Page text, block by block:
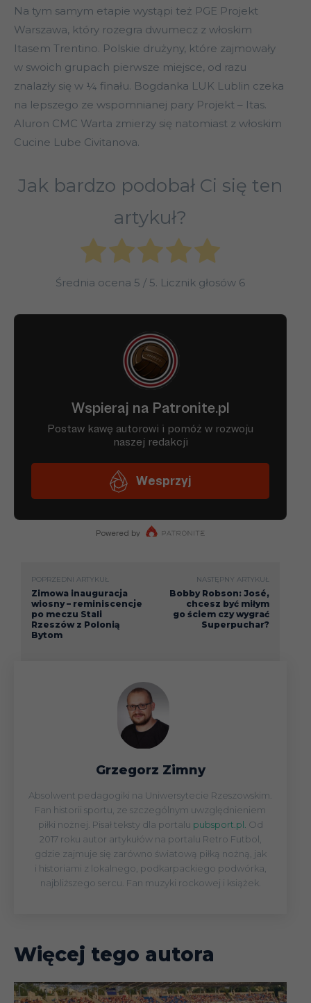
Na tym samym etapie wystąpi też PGE Projekt
Warszawa, który rozegra dwumecz z włoskim
Itasem Trentino. Polskie drużyny, które zajmowały
w swoich grupach pierwsze miejsce, od razu
znalazły się w ¼ finału. Bogdanka LUK Lublin czeka
na lepszego ze wspomnianej pary Projekt – Itas.
Aluron CMC Warta zmierzy się natomiast z włoskim
Cucine Lube Civitanova.
Jak bardzo podobał Ci się ten
artykuł?
Średnia ocena 5 / 5. Licznik głosów 6
POPRZEDNI ARTYKUŁ
Zimowa inauguracja
wiosny – reminiscencje
po meczu Stali
Rzeszów z Polonią
Bytom
NASTĘPNY ARTYKUŁ
Bobby Robson: José,
chcesz być miłym
go ściem czy wygrać
Superpuchar?
Grzegorz Zimny
Absolwent pedagogiki na Uniwersytecie Rzeszowskim.
Fan historii sportu, ze szczególnym uwzględnieniem
piłki nożnej. Pisał teksty dla portalu pubsport.pl. Od
2017 roku autor artykułów na portalu Retro Futbol,
gdzie zajmuje się zarówno światową piłką nożną, jak
i historiami z lokalnego, podkarpackiego podwórka,
najbliższego sercu. Fan muzyki rockowej i książek.
Więcej tego autora